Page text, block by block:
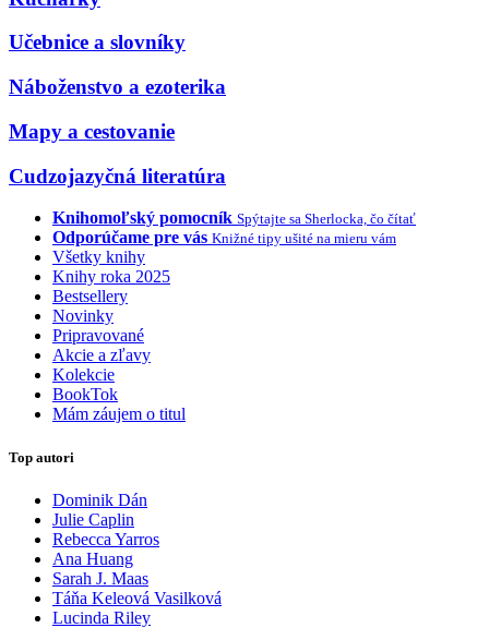
Učebnice a slovníky
Náboženstvo a ezoterika
Mapy a cestovanie
Cudzojazyčná literatúra
Knihomoľský pomocník Spýtajte sa Sherlocka, čo čítať
Odporúčame pre vás Knižné tipy ušité na mieru vám
Všetky knihy
Knihy roka 2025
Bestsellery
Novinky
Pripravované
Akcie a zľavy
Kolekcie
BookTok
Mám záujem o titul
Top autori
Dominik Dán
Julie Caplin
Rebecca Yarros
Ana Huang
Sarah J. Maas
Táňa Keleová Vasilková
Lucinda Riley